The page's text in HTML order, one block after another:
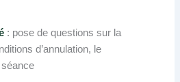
: pose de questions sur la
d’annulation, le